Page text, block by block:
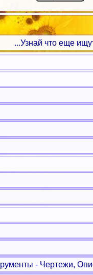
...Узнай что еще
- Чертежи,